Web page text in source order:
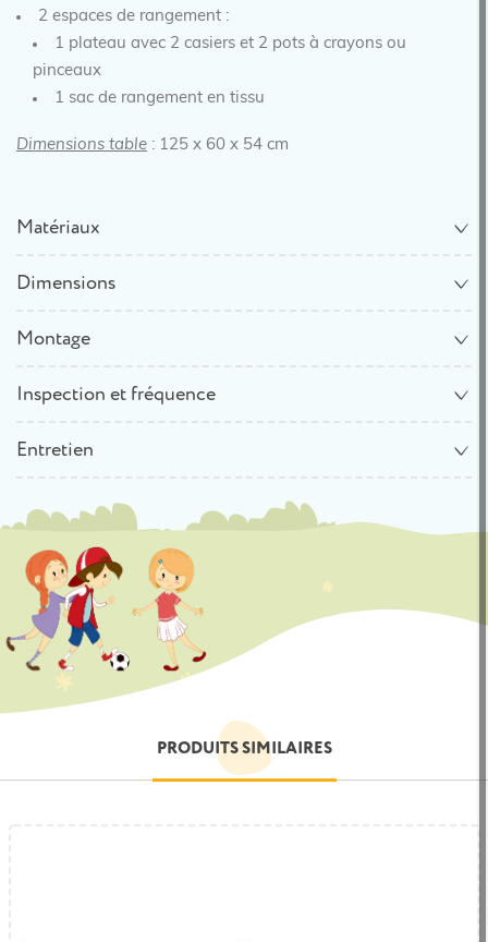
2 espaces de rangement :
1 plateau avec 2 casiers et 2 pots à crayons ou
pinceaux
1 sac de rangement en tissu
Dimensions table : 125 x 60 x 54 cm
Matériaux
Dimensions
Montage
Inspection et fréquence
Entretien
PRODUITS SIMILAIRES